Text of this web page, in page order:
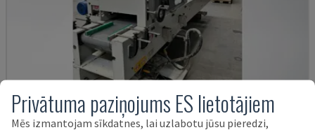
Privātuma paziņojums ES lietotājiem
Mēs izmantojam sīkdatnes, lai uzlabotu jūsu pieredzi,